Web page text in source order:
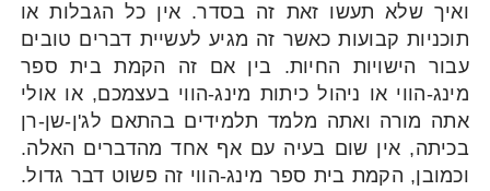
ואיך שלא תעשו זאת זה בסדר. אין כל הגבלות או
תוכניות קבועות כאשר זה מגיע לעשיית דברים טובים
עבור הישויות החיות. בין אם זה הקמת בית ספר
מינג-הווי או ניהול כיתות מינג-הווי בעצמכם, או אולי
אתה מורה ואתה מלמד תלמידים בהתאם לג'ן-שן-רן
בכיתה, אין שום בעיה עם אף אחד מהדברים האלה.
וכמובן, הקמת בית ספר מינג-הווי זה פשוט דבר גדול.